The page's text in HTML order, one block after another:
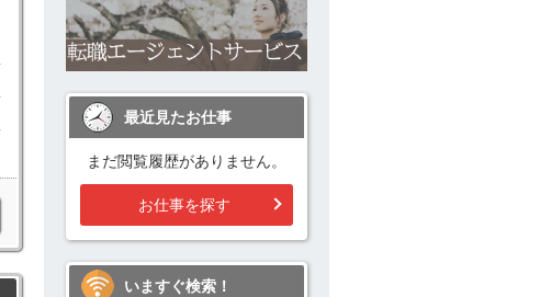
最近見たお仕事
まだ閲覧履歴がありません。
お仕事を探す
いますぐ検索！